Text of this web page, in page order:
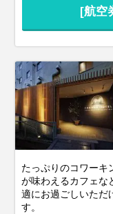
[航空
たっぷりのコワーキ
が味わえるカフェな
適にお過ごしいただ
す。